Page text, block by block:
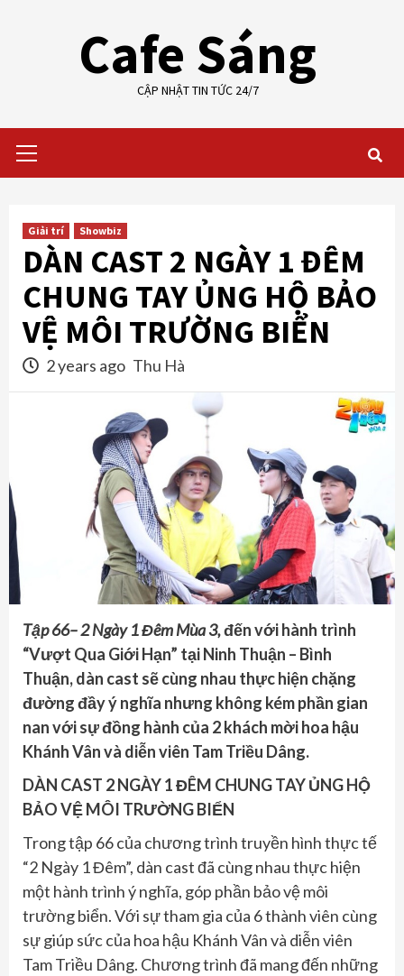
Cafe Sáng
CẬP NHẬT TIN TỨC 24/7
Menu
Giải trí Showbiz
DÀN CAST 2 NGÀY 1 ĐÊM
CHUNG TAY ỦNG HỘ BẢO
VỆ MÔI TRƯỜNG BIỂN
2 years ago Thu Hà
Tập 66– 2 Ngày 1 Đêm Mùa 3,đến với hành trình
“Vượt Qua Giới Hạn” tại Ninh Thuận – Bình
Thuận, dàn cast sẽ cùng nhau thực hiện chặng
đường đầy ý nghĩa nhưng không kém phần gian
nan với sự đồng hành của 2 khách mời hoa hậu
Khánh Vân và diễn viên Tam Triều Dâng.
DÀN CAST 2 NGÀY 1 ĐÊM CHUNG TAY ỦNG HỘ
BẢO VỆ MÔI TRƯỜNG BIỂN
Trong tập 66 của chương trình truyền hình thực tế
“2 Ngày 1 Đêm”, dàn cast đã cùng nhau thực hiện
một hành trình ý nghĩa, góp phần bảo vệ môi
trường biển. Với sự tham gia của 6 thành viên cùng
sự giúp sức của hoa hậu Khánh Vân và diễn viên
Tam Triều Dâng. Chương trình đã mang đến những